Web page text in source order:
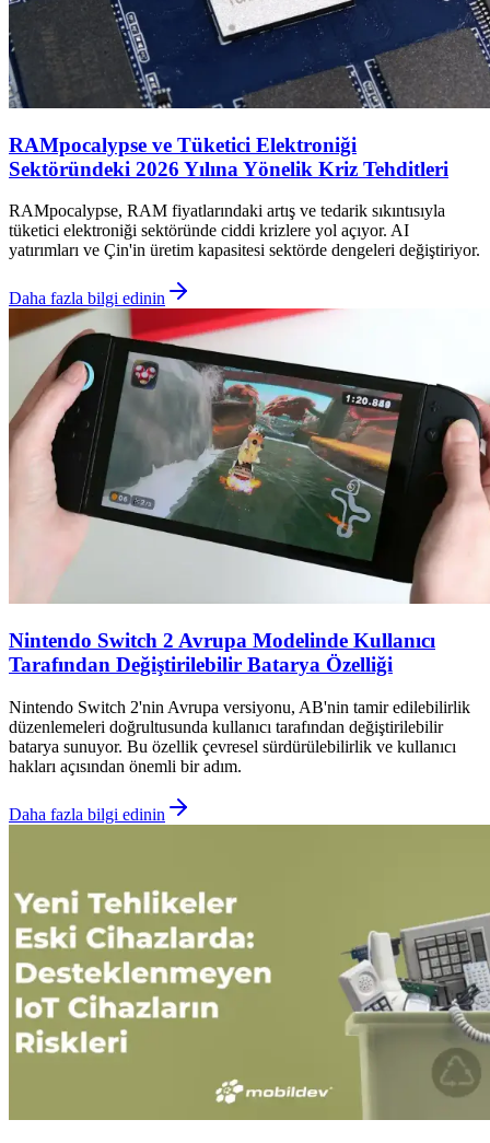
RAMpocalypse ve Tüketici Elektroniği
Sektöründeki 2026 Yılına Yönelik Kriz Tehditleri
RAMpocalypse, RAM fiyatlarındaki artış ve tedarik sıkıntısıyla
tüketici elektroniği sektöründe ciddi krizlere yol açıyor. AI
yatırımları ve Çin'in üretim kapasitesi sektörde dengeleri değiştiriyor.
Daha fazla bilgi edinin
Nintendo Switch 2 Avrupa Modelinde Kullanıcı
Tarafından Değiştirilebilir Batarya Özelliği
Nintendo Switch 2'nin Avrupa versiyonu, AB'nin tamir edilebilirlik
düzenlemeleri doğrultusunda kullanıcı tarafından değiştirilebilir
batarya sunuyor. Bu özellik çevresel sürdürülebilirlik ve kullanıcı
hakları açısından önemli bir adım.
Daha fazla bilgi edinin